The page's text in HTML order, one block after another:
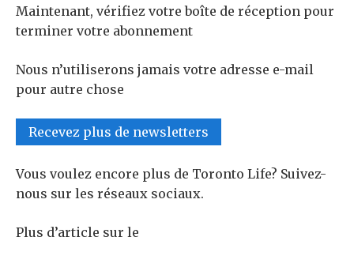
Maintenant, vérifiez votre boîte de réception pour
terminer votre abonnement
Nous n’utiliserons jamais votre adresse e-mail
pour autre chose
Recevez plus de newsletters
Vous voulez encore plus de Toronto Life? Suivez-
nous sur les réseaux sociaux.
Plus d’article sur le